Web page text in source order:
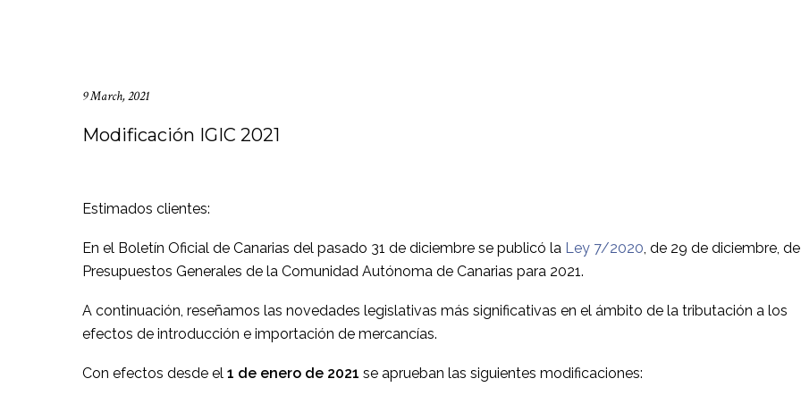
9 March, 2021
Modificación IGIC 2021
Estimados clientes:
En el Boletín Oficial de Canarias del pasado 31 de diciembre se publicó la Ley 7/2020, de 29 de diciembre, de
Presupuestos Generales de la Comunidad Autónoma de Canarias para 2021.
A continuación, reseñamos las novedades legislativas más significativas en el ámbito de la tributación a los
efectos de introducción e importación de mercancías.
Con efectos desde el 1 de enero de 2021 se aprueban las siguientes modificaciones: